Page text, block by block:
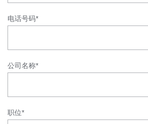
电话号码*
公司名称*
职位*